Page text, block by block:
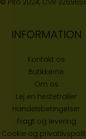
INFORMATION
Kontakt os
Butikkerne
Om os
Lej en hestetrailer
Handelsbetingelser
Fragt og levering
Cookie og